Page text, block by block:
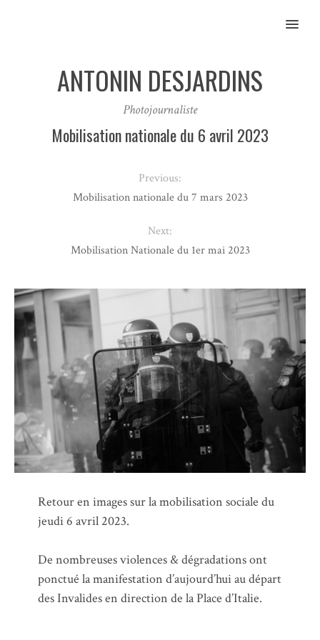
MENU
ANTONIN DESJARDINS
Photojournaliste
Retour en images sur la mobilisation sociale du
jeudi 6 avril 2023.
De nombreuses violences & dégradations ont
ponctué la manifestation d’aujourd’hui au départ
des Invalides en direction de la Place d’Italie.
Mobilisation nationale du 6 avril 2023
Previous:
Mobilisation nationale du 7 mars 2023
Next:
Mobilisation Nationale du 1er mai 2023